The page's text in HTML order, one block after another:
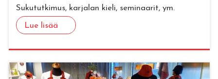
Sukututkimus, karjalan kieli, seminaarit, ym.
Lue lisää